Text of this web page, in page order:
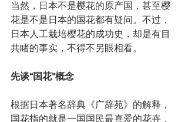
当然，日本不是樱花的原产国，甚至樱
花是不是日本的国花都有疑问。不过，
日本人工栽培樱花的成功史，却是有目
共睹的事实，不得不另眼相看。
先谈“国花”概念
根据日本著名辞典《广辞苑》的解释，
国花指的就是一国国民最喜爱的花卉，